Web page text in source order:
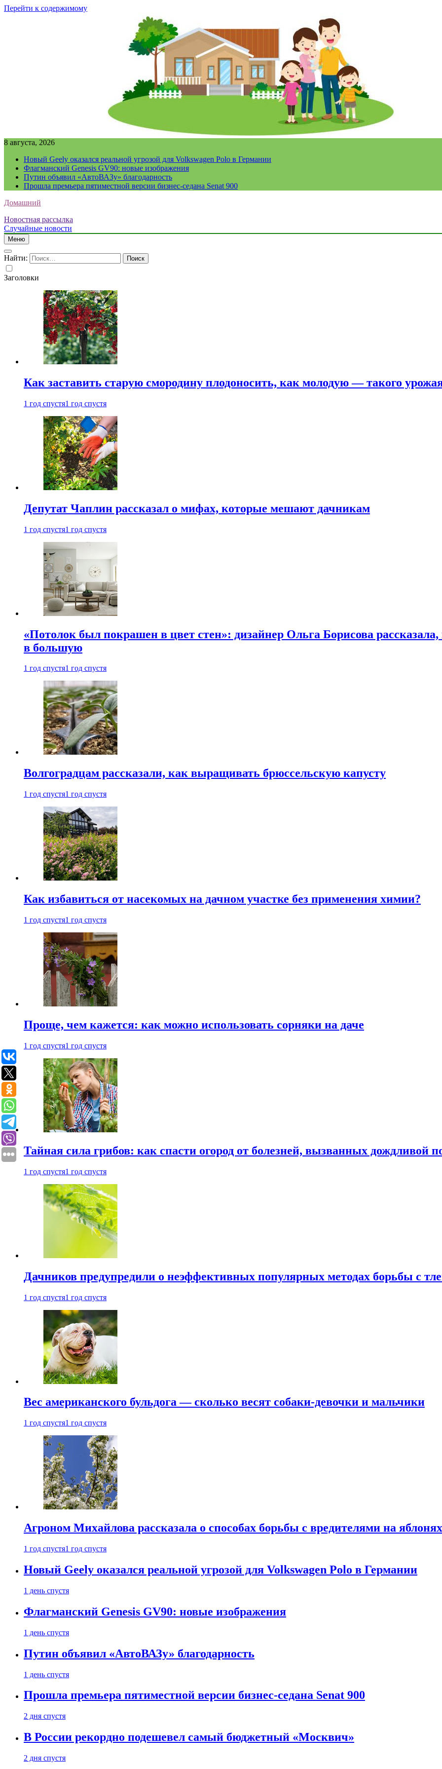
Перейти к содержимому
8 августа, 2026
Новый Geely оказался реальной угрозой для Volkswagen Polo в Германии
Флагманский Genesis GV90: новые изображения
Путин объявил «АвтоВАЗу» благодарность
Прошла премьера пятиместной версии бизнес-седана Senat 900
Домашний
Новостная рассылка
Случайные новости
Меню
Найти:
Заголовки
Как заставить старую смородину плодоносить, как молодую — такого
1 год спустя1 год спустя
Депутат Чаплин рассказал о мифах, которые мешают дачникам
1 год спустя1 год спустя
«Потолок был покрашен в цвет стен»: дизайнер Ольга Борисова
в большую
1 год спустя1 год спустя
Волгоградцам рассказали, как выращивать брюссельскую капусту
1 год спустя1 год спустя
Как избавиться от насекомых на дачном участке без применения химии?
1 год спустя1 год спустя
Проще, чем кажется: как можно использовать сорняки на даче
1 год спустя1 год спустя
Тайная сила грибов: как спасти огород от болезней, вызванных дождливой
1 год спустя1 год спустя
Дачников предупредили о неэффективных популярных методах борьбы с
1 год спустя1 год спустя
Вес американского бульдога — сколько весят собаки-девочки и мальчики
1 год спустя1 год спустя
Агроном Михайлова рассказала о способах борьбы с вредителями на яблонях
1 год спустя1 год спустя
Новый Geely оказался реальной угрозой для Volkswagen Polo в Германии
1 день спустя
Флагманский Genesis GV90: новые изображения
1 день спустя
Путин объявил «АвтоВАЗу» благодарность
1 день спустя
Прошла премьера пятиместной версии бизнес-седана Senat 900
2 дня спустя
В России рекордно подешевел самый бюджетный «Москвич»
2 дня спустя